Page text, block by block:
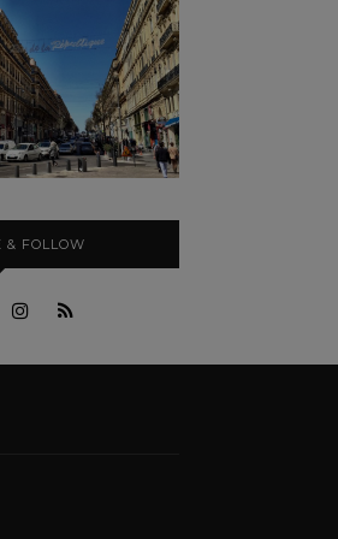
& FOLLOW